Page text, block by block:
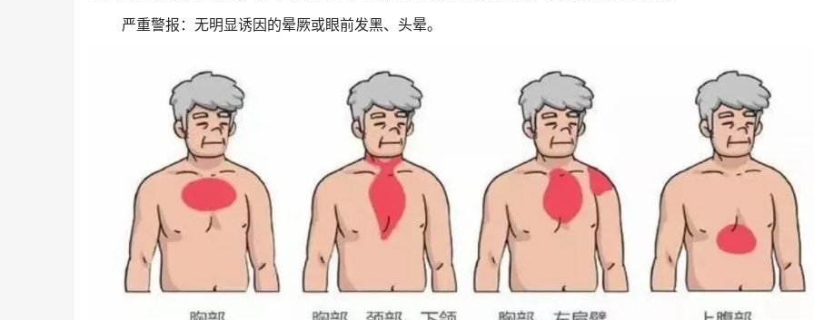
严重警报：无明显诱因的晕厥或眼前发黑、头晕。